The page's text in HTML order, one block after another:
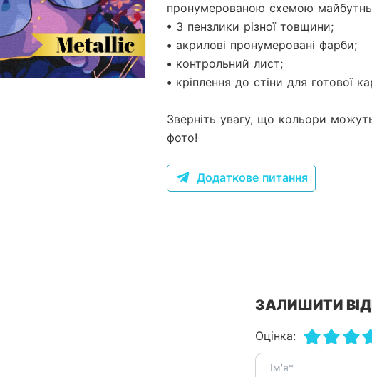
пронумерованою схемою
• 3 пензлики різної товщини;
• акрилові пронумеровані фарби;
• контрольний лист;
• кріплення до стіни для готової
Зверніть увагу, що кольори
фото!
Додаткове питання
ЗАЛИШИТИ
Оцінка: